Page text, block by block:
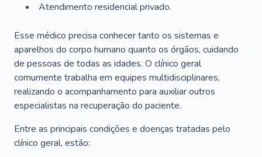
Atendimento residencial privado.
Esse médico precisa conhecer tanto os sistemas e
aparelhos do corpo humano quanto os órgãos, cuidando
de pessoas de todas as idades. O clínico geral
comumente trabalha em equipes multidisciplinares,
realizando o acompanhamento para auxiliar outros
especialistas na recuperação do paciente.
Entre as principais condições e doenças tratadas pelo
clínico geral, estão: